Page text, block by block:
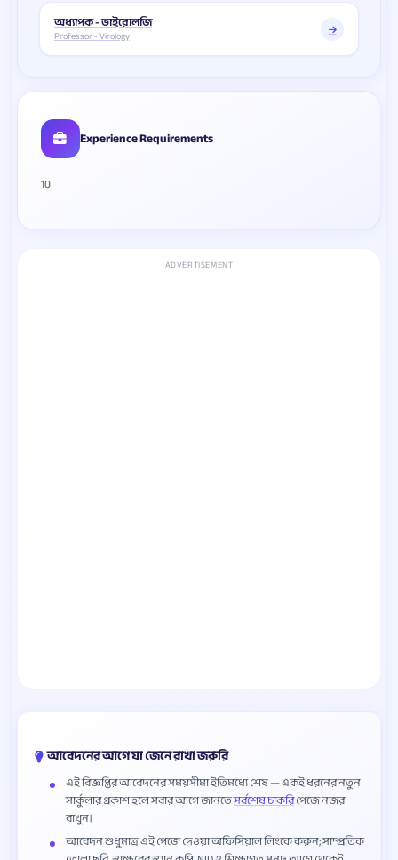
অধ্যাপক - ভাইরোলজি
Professor - Virology
Experience Requirements
10
ADVERTISEMENT
আবেদনের আগে যা জেনে রাখা জরুরি
এই বিজ্ঞপ্তির আবেদনের সময়সীমা ইতিমধ্যে শেষ — একই ধরনের নতুন
সার্কুলার প্রকাশ হলে সবার আগে জানতেসর্বশেষ চাকরিপেজে নজর
রাখুন।
আবেদন শুধুমাত্র এই পেজে দেওয়া অফিসিয়াল লিংকে করুন; সাম্প্রতিক